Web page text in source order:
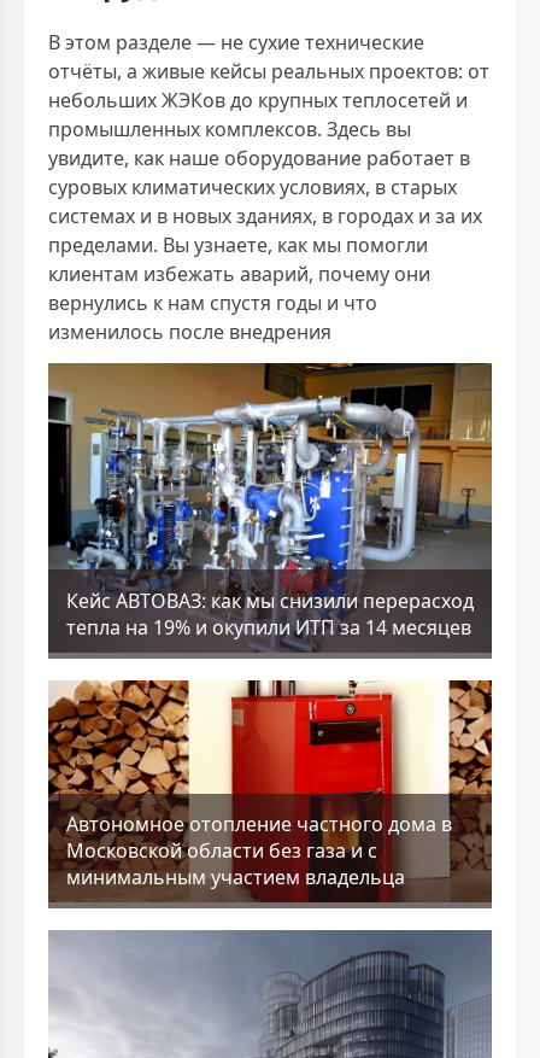
В этом разделе — не сухие технические
отчёты, а живые кейсы реальных проектов: от
небольших ЖЭКов до крупных теплосетей и
промышленных комплексов. Здесь вы
увидите, как наше оборудование работает в
суровых климатических условиях, в старых
системах и в новых зданиях, в городах и за их
пределами. Вы узнаете, как мы помогли
клиентам избежать аварий, почему они
вернулись к нам спустя годы и что
изменилось после внедрения
Кейс АВТОВАЗ: как мы снизили перерасход
тепла на 19% и окупили ИТП за 14 месяцев
Aвтономное отопление частного дома в
Московской области без газа и с
минимальным участием владельца